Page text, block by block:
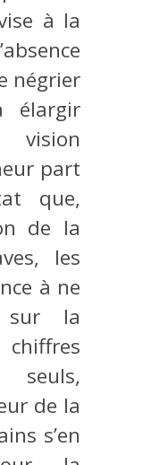
à la
négrier
élargir
vision
part
que,
de la
les
à ne
sur la
de la
s’en